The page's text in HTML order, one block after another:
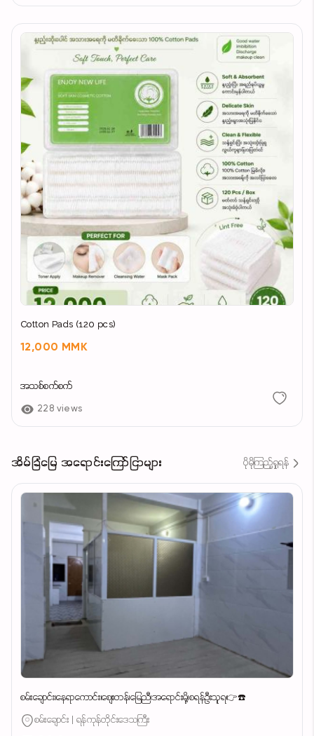
Cotton Pads (120 pcs)
12,000 MMK
အသစ်စက်စက်
228 views
အိမ်ခြံမြေ အရောင်းကြော်ငြာများ ပိုမိုကြည့်ရှုရန်
စမ်းချောင်း၊နေရာကောင်း၊စျေးတန်၊မြေညီ၊အရောင်းမို့၊စရန်ဦးသူရ👉☎️
စမ်းချောင်း | ရန်ကုန်တိုင်းဒေသကြီး